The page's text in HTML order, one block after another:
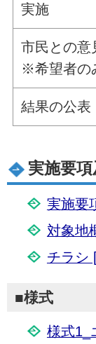
実施
市民との意
※希望者の
結果の公表
実施要
実施要
対象地
チラシ
■様式
様式1_